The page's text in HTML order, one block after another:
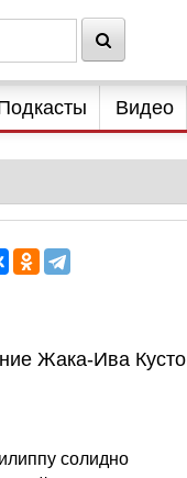
Видео
Жака-Ива Кусто
солидно